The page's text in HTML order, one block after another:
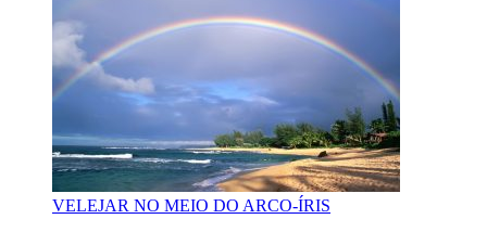
VELEJAR NO MEIO DO ARCO-ÍRIS